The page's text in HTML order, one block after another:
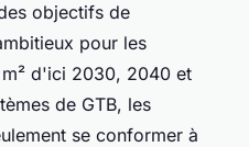
objectifs de
pour les
d'ici 2030, 2040 et
de GTB, les
se conformer à